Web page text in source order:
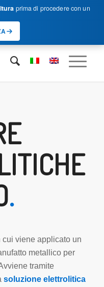
prima di procedere con un
.
cui viene applicato un
metallico per
tramite
soluzione elettrolitica